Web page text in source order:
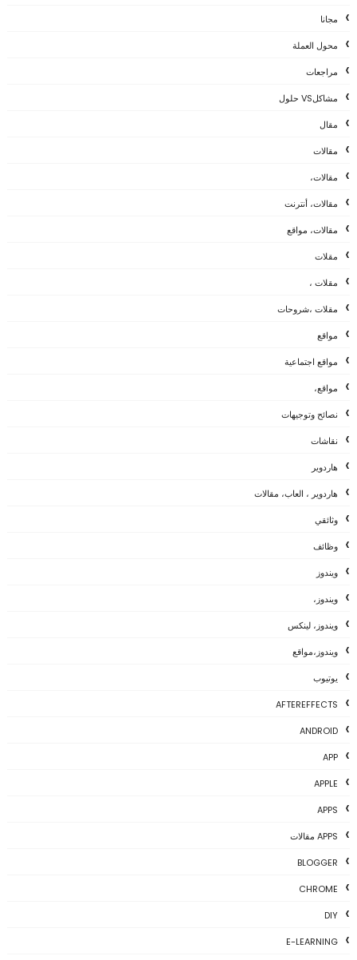
مجانا
محول العملة
مراجعات
مشاكلVS حلول
مقال
مقالات
مقالات،
مقالات، أنترنت
مقالات، مواقع
مقلات
مقلات ،
مقلات ،شروحات
مواقع
مواقع اجتماعية
مواقع،
نصائح وتوجيهات
نقاشات
هاردوير
هاردوير ، العاب، مقالات
وثائقي
وظائف
ويندوز
ويندوز،
ويندوز، لينكس
ويندوز،مواقع
يوتيوب
AFTEREFFECTS
ANDROID
APP
APPLE
APPS
APPS مقالات
BLOGGER
CHROME
DIY
E-LEARNING